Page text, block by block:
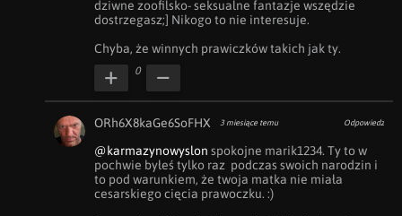
dziwne zoofilsko- seksualne fantazje wszędzie
dostrzegasz;] Nikogo to nie interesuje.
Chyba, że winnych prawiczków takich jak ty.
0
ORh6X8kaGe6SoFHX 3 miesiące temu Odpowiedz
@karmazynowyslon spokojne marik1234. Ty to w
pochwie byłeś tylko raz  podczas swoich narodzin i
to pod warunkiem, że twoja matka nie miała
cesarskiego cięcia prawoczku. :)